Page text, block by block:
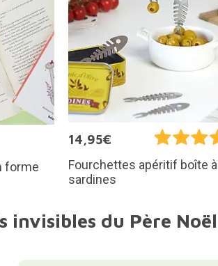
forme
14,95€
Fourchettes apéritif boîte à
sardines
invisibles du Père Noël